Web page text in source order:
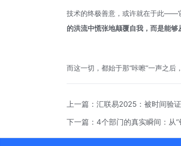
技术的终极善意，或许就在于此——
的洪流中慌张地颠覆自我，而是能够
而这一切，都始于那“咔嚓”一声之后
上一篇：汇联易2025：被时间验
下一篇： 4个部门的真实瞬间：从